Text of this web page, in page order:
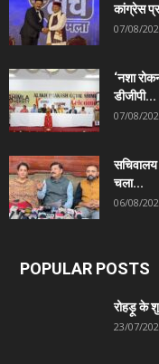
कांग्रेस
07/08/
‘नशा
डीजीपी...
07/08/
चला...
06/08/
POPULAR POSTS
रोहड़ू के
23/07/